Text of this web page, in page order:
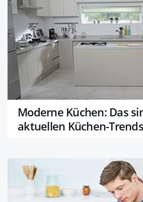
Moderne Küchen: Das
aktuellen Küchen-Trends